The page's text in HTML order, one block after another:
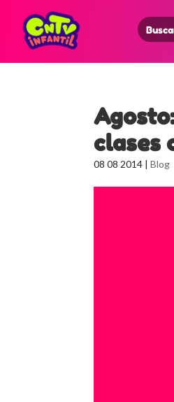
Search
for:
clases
08 08 2014 |Blog